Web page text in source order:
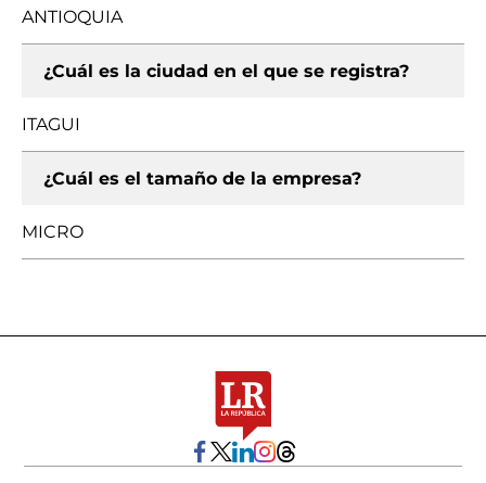
ANTIOQUIA
¿Cuál es la ciudad en el que se registra?
ITAGUI
¿Cuál es el tamaño de la empresa?
MICRO